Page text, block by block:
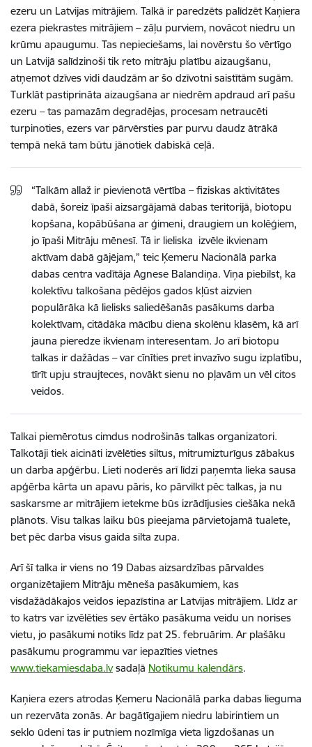
ezeru un Latvijas mitrājiem. Talkā ir paredzēts palīdzēt Kaņiera
ezera piekrastes mitrājiem – zāļu purviem, novācot niedru un
krūmu apaugumu. Tas nepieciešams, lai novērstu šo vērtīgo
un Latvijā salīdzinoši tik reto mitrāju platību aizaugšanu,
atņemot dzīves vidi daudzām ar šo dzīvotni saistītām sugām.
Turklāt pastiprināta aizaugšana ar niedrēm apdraud arī pašu
ezeru – tas pamazām degradējas, procesam netraucēti
turpinoties, ezers var pārvērsties par purvu daudz ātrākā
tempā nekā tam būtu jānotiek dabiskā ceļā.
“Talkām allaž ir pievienotā vērtība – fiziskas aktivitātes
dabā, šoreiz īpaši aizsargājamā dabas teritorijā, biotopu
kopšana, kopābūšana ar ģimeni, draugiem un kolēģiem,
jo īpaši Mitrāju mēnesī. Tā ir lieliska izvēle ikvienam
aktīvam dabā gājējam,” teic Ķemeru Nacionālā parka
dabas centra vadītāja Agnese Balandiņa. Viņa piebilst, ka
kolektīvu talkošana pēdējos gados kļūst aizvien
populārāka kā lielisks saliedēšanās pasākums darba
kolektīvam, citādāka mācību diena skolēnu klasēm, kā arī
jauna pieredze ikvienam interesentam. Jo arī biotopu
talkas ir dažādas – var cīnīties pret invazīvo sugu izplatību,
tīrīt upju straujteces, novākt sienu no pļavām un vēl citos
veidos.
Talkai piemērotus cimdus nodrošinās talkas organizatori.
Talkotāji tiek aicināti izvēlēties siltus, mitrumizturīgus zābakus
un darba apģērbu. Lieti noderēs arī līdzi paņemta lieka sausa
apģērba kārta un apavu pāris, ko pārvilkt pēc talkas, ja nu
saskarsme ar mitrājiem ietekme būs izrādījusies ciešāka nekā
plānots. Visu talkas laiku būs pieejama pārvietojamā tualete,
bet pēc darba visus gaida silta zupa.
Arī šī talka ir viens no 19 Dabas aizsardzības pārvaldes
organizētajiem Mitrāju mēneša pasākumiem, kas
visdažādākajos veidos iepazīstina ar Latvijas mitrājiem. Līdz ar
to katrs var izvēlēties sev ērtāko pasākuma veidu un norises
vietu, jo pasākumi notiks līdz pat 25. februārim. Ar plašāku
pasākumu programmu var iepazīties vietnes
www.tiekamiesdaba.lvsadaļā Notikumu kalendārs.
Kaņiera ezers atrodas Ķemeru Nacionālā parka dabas lieguma
un rezervāta zonās. Ar bagātīgajiem niedru labirintiem un
seklo ūdeni tas ir putniem nozīmīga vieta ligzdošanas un